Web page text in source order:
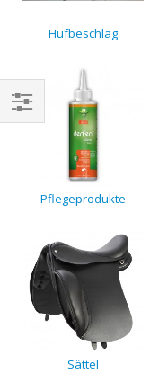
Hufbeschlag
Pflegeprodukte
Sättel